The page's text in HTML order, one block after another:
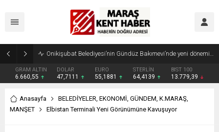
Geleneksel Ağustos Fuarı’nda Madrigal Coşkusu
GRAM ALTIN
6.660,55
DOLAR
47,7111
EURO
55,1881
STERLİN
64,4139
BIST 100
13.779,39
Anasayfa BELEDİYELER, EKONOMİ, GÜNDEM, K.MARAŞ,
MANŞET
Elbistan Terminali Yeni Görünümüne Kavuşuyor